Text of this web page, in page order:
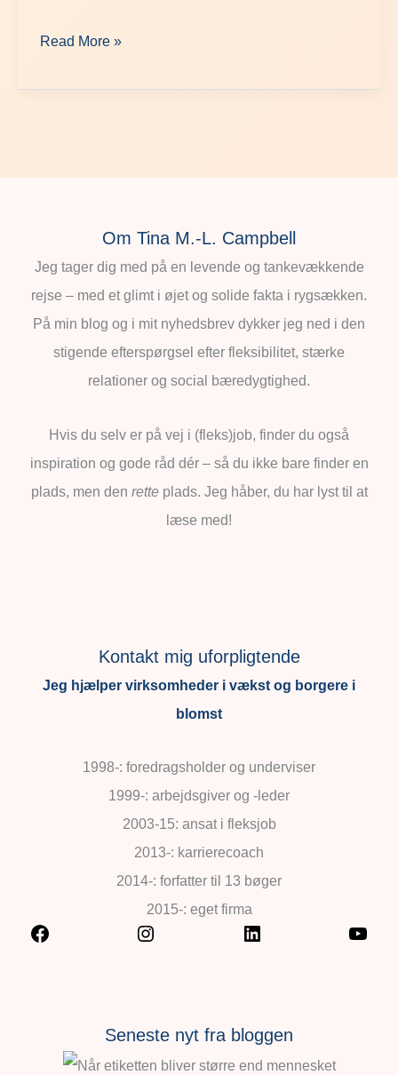
Read More »
Om Tina M.-L. Campbell
Jeg tager dig med på en levende og tankevækkende
rejse – med et glimt i øjet og solide fakta i rygsækken.
På min blog og i mit nyhedsbrev dykker jeg ned i den
stigende efterspørgsel efter fleksibilitet, stærke
relationer og social bæredygtighed.
Hvis du selv er på vej i (fleks)job, finder du også
inspiration og gode råd dér – så du ikke bare finder en
plads, men den retteplads. Jeg håber, du har lyst til at
læse med!
Kontakt mig uforpligtende
Jeg hjælper virksomheder i vækst og borgere i
blomst
1998-: foredragsholder og underviser
1999-: arbejdsgiver og -leder
2003-15: ansat i fleksjob
2013-: karrierecoach
2014-: forfatter til 13 bøger
2015-: eget firma
Seneste nyt fra bloggen